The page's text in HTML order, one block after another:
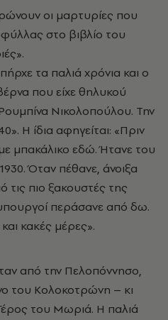
στο βιβλίο του
τα παλιά χρόνια και ο
που είχε θηλυκού
Νικολοπούλου. Την
Η ίδια αφηγείται: «Πριν
μπακάλικο εδώ. Ήτανε του
Όταν πέθανε, άνοιξα
τις πιο ξακουστές της
περάσανε από δω.
κακές μέρες».
από την Πελοπόννησο,
του Κολοκοτρώνη – κι
του Μωριά. Η παλιά